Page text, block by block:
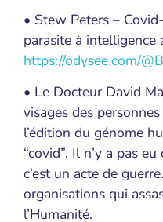
• Stew Peters –
parasite à intelligence
https://odysee.com/
• Le Docteur David
visages des
l’édition du génome
“covid”. Il n’y a pas
c’est un acte de
organisations qui
l’Humanité.